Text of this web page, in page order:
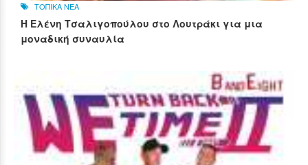
ΤΟΠΙΚΑ ΝΕΑ
Η Ελένη Τσαλιγοπούλου στο Λουτράκι για μια
μοναδική συναυλία